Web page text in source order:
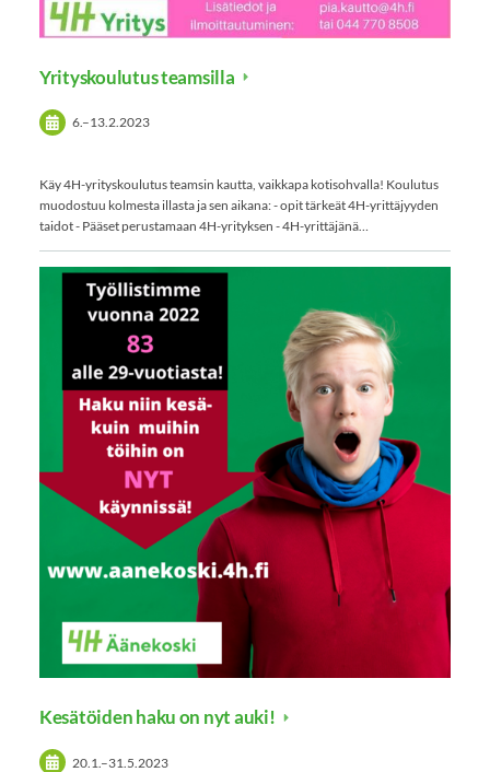
Yrityskoulutus teamsilla
6.–13.2.2023
Käy 4H-yrityskoulutus teamsin kautta, vaikkapa kotisohvalla! Koulutus
muodostuu kolmesta illasta ja sen aikana: - opit tärkeät 4H-yrittäjyyden
taidot - Pääset perustamaan 4H-yrityksen - 4H-yrittäjänä…
Kesätöiden haku on nyt auki!
20.1. –31.5.2023